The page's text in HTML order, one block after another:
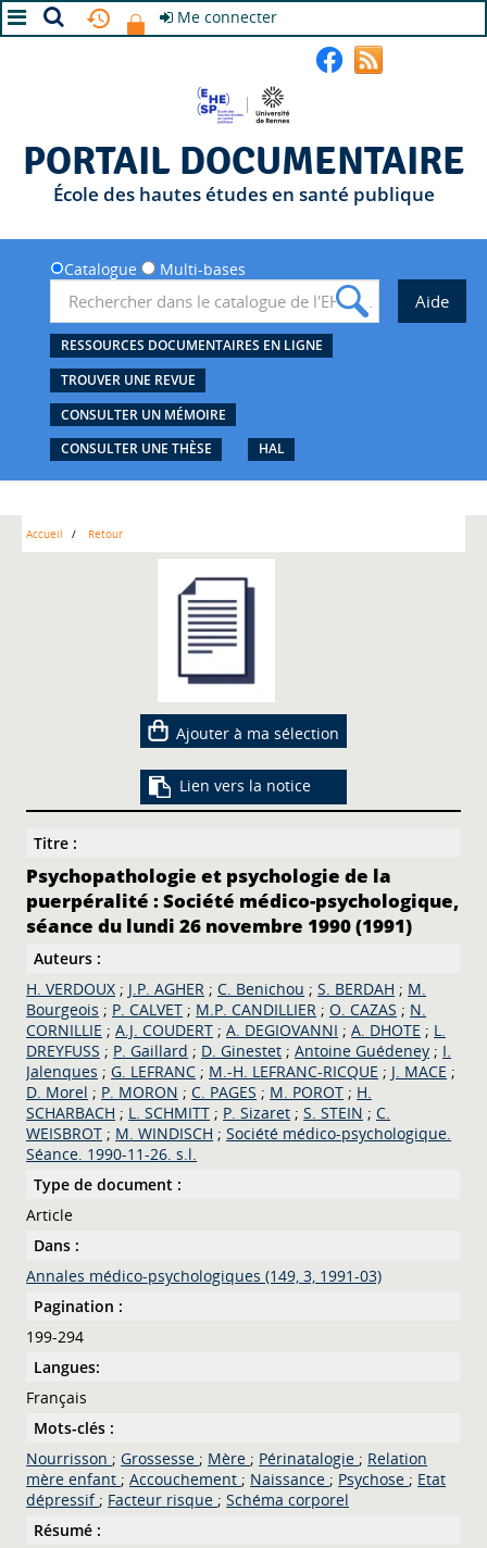
Me connecter
PORTAIL DOCUMENTAIRE
École des hautes études en santé publique
Catalogue Multi-bases
RESSOURCES DOCUMENTAIRES EN LIGNE
TROUVER UNE REVUE
CONSULTER UN MÉMOIRE
CONSULTER UNE THÈSE
HAL
Accueil Retour
Ajouter à ma sélection
Lien vers la notice
Titre :
Psychopathologie et psychologie de la
puerpéralité : Société médico-psychologique,
séance du lundi 26 novembre 1990 (1991)
Auteurs :
H. VERDOUX ; J.P. AGHER ;C. Benichou ;S. BERDAH ; M.
Bourgeois ; P. CALVET ; M.P. CANDILLIER ;O. CAZAS ; N.
CORNILLIE ;A.J. COUDERT ;A. DEGIOVANNI ;A. DHOTE ; L.
DREYFUSS ; P. Gaillard ; D. Ginestet ;Antoine Guédeney ; I.
Jalenques ;G. LEFRANC ; M.-H. LEFRANC-RICQUE ; J. MACE ;
D. Morel ; P. MORON ;C. PAGES ; M. POROT ; H.
SCHARBACH ; L. SCHMITT ; P. Sizaret ;S. STEIN ;C.
WEISBROT ; M. WINDISCH ;Société médico-psychologique.
Séance. 1990-11-26. s.l.
Type de document :
Article
Dans :
Annales médico-psychologiques (149, 3, 1991-03)
Pagination :
199-294
Langues:
Français
Mots-clés :
Nourrisson ; Grossesse ; Mère ; Périnatalogie ; Relation
mère enfant ; Accouchement ; Naissance ; Psychose ; Etat
dépressif ; Facteur risque ; Schéma corporel
Résumé :